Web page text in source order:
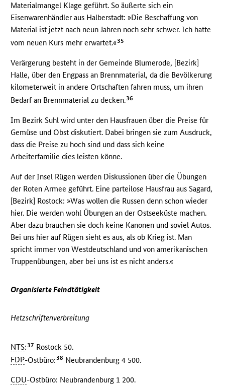
Materialmangel Klage geführt. So äußerte sich ein
Eisenwarenhändler aus Halberstadt: »Die Beschaffung von
Material ist jetzt nach neun Jahren noch sehr schwer. Ich hatte
vom neuen Kurs mehr erwartet.«35
Verärgerung besteht in der Gemeinde Blumerode, [Bezirk]
Halle, über den Engpass an Brennmaterial, da die Bevölkerung
kilometerweit in andere Ortschaften fahren muss, um ihren
Bedarf an Brennmaterial zu decken.36
Im Bezirk Suhl wird unter den Hausfrauen über die Preise für
Gemüse und Obst diskutiert. Dabei bringen sie zum Ausdruck,
dass die Preise zu hoch sind und dass sich keine
Arbeiterfamilie dies leisten könne.
Auf der Insel Rügen werden Diskussionen über die Übungen
der Roten Armee geführt. Eine parteilose Hausfrau aus Sagard,
[Bezirk] Rostock: »Was wollen die Russen denn schon wieder
hier. Die werden wohl Übungen an der Ostseeküste machen.
Aber dazu brauchen sie doch keine Kanonen und soviel Autos.
Bei uns hier auf Rügen sieht es aus, als ob Krieg ist. Man
spricht immer von Westdeutschland und von amerikanischen
Truppenübungen, aber bei uns ist es nicht anders.«
Organisierte Feindtätigkeit
Hetzschriftenverbreitung
NTS: 37 Rostock 50.
FDP-Ostbüro:38 Neubrandenburg 4 500.
CDU-Ostbüro: Neubrandenburg 1 200.